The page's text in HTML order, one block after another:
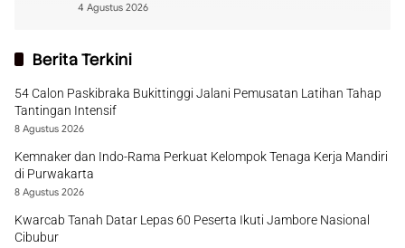
4 Agustus 2026
Berita Terkini
54 Calon Paskibraka Bukittinggi Jalani Pemusatan Latihan Tahap
Tantingan Intensif
8 Agustus 2026
Kemnaker dan Indo-Rama Perkuat Kelompok Tenaga Kerja Mandiri
di Purwakarta
8 Agustus 2026
Kwarcab Tanah Datar Lepas 60 Peserta Ikuti Jambore Nasional
Cibubur